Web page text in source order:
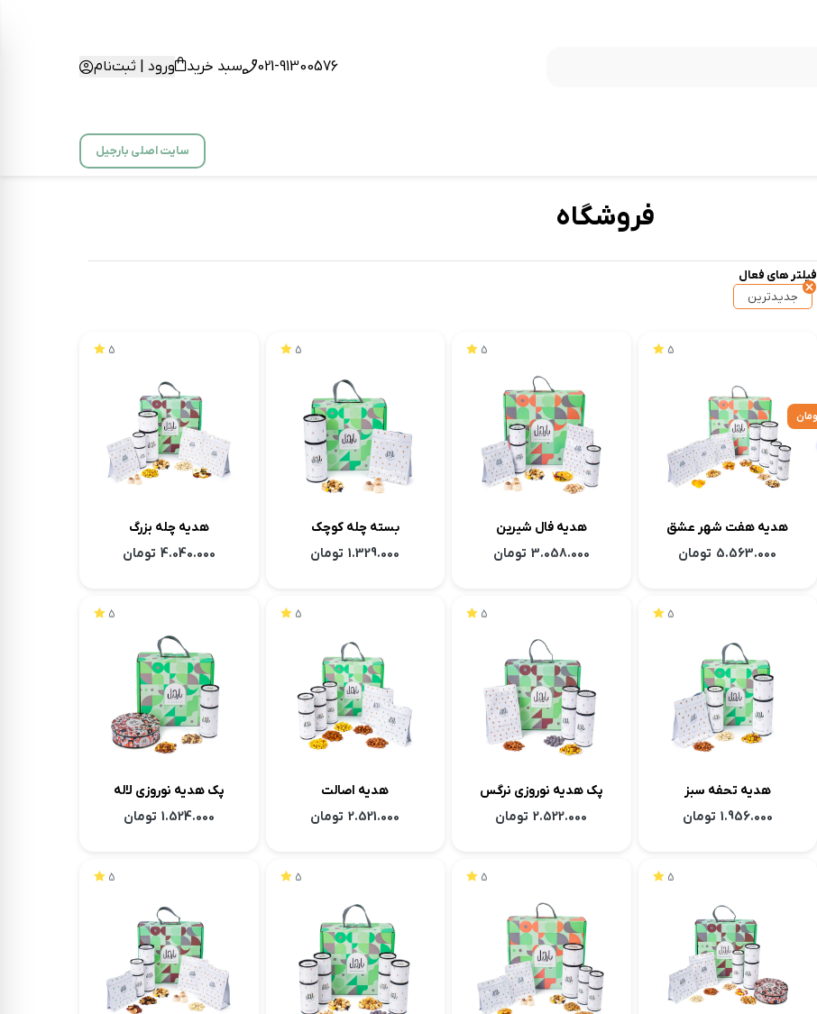
021-91300576 سبد خرید ورود | ثبت‌نام
سایت اصلی بارجیل
فروشگاه
فیلتر های فعال
جدیدترین
5
هدیه هفت شهر عشق
5.563.000 تومان
5
هدیه فال شیرین
3.058.000 تومان
5
بسته چله کوچک
1.329.000 تومان
5
هدیه چله بزرگ
4.040.000 تومان
5
هدیه تحفه سبز
1.956.000 تومان
5
پک هدیه نوروزی نرگس
2.522.000 تومان
5
هدیه اصالت
2.521.000 تومان
5
پک هدیه نوروزی لاله
1.524.000 تومان
5
5
5
5